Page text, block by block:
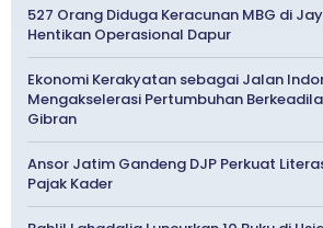
527 Orang Diduga Keracunan MBG di
Hentikan Operasional Dapur
Ekonomi Kerakyatan sebagai Jalan
Mengakselerasi Pertumbuhan
Gibran
Ansor Jatim Gandeng DJP Perkuat
Pajak Kader